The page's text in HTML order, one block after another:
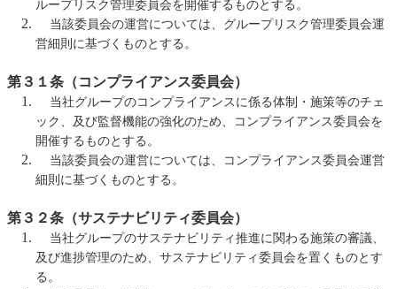
ループリスク管理委員会を開催するものとする。
当該委員会の運営については、グループリスク管理委員会運
営細則に基づくものとする。
第３１条（コンプライアンス委員会）
当社グループのコンプライアンスに係る体制・施策等のチェ
ック、及び監督機能の強化のため、コンプライアンス委員会を
開催するものとする。
当該委員会の運営については、コンプライアンス委員会運営
細則に基づくものとする。
第３２条（サステナビリティ委員会）
当社グループのサステナビリティ推進に関わる施策の審議、
及び進捗管理のため、サステナビリティ委員会を置くものとす
る。